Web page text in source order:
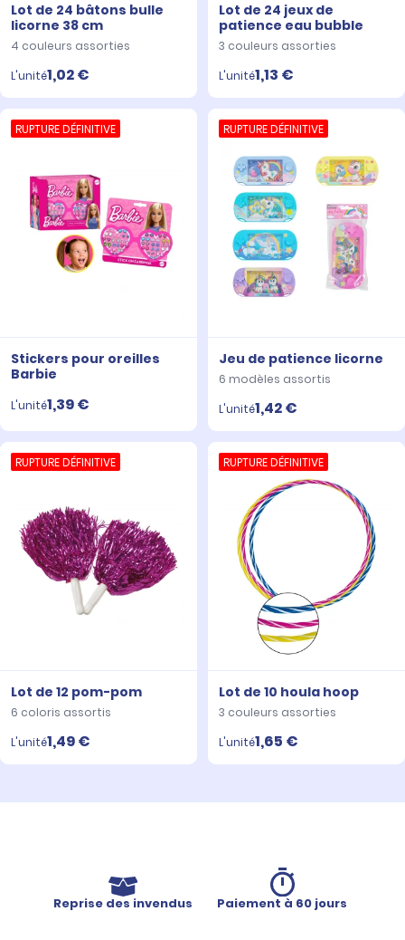
Lot de 24 bâtons bulle
licorne 38 cm
4 couleurs assorties
L'unité1,02 €
Lot de 24 jeux de
patience eau bubble
3 couleurs assorties
L'unité1,13 €
RUPTURE DÉFINITIVE
Stickers pour oreilles
Barbie
L'unité1,39 €
RUPTURE DÉFINITIVE
Jeu de patience licorne
6 modèles assortis
L'unité1,42 €
RUPTURE DÉFINITIVE
Lot de 12 pom-pom
6 coloris assortis
L'unité1,49 €
RUPTURE DÉFINITIVE
Lot de 10 houla hoop
3 couleurs assorties
L'unité1,65 €
Reprise des invendus Paiement à 60 jours